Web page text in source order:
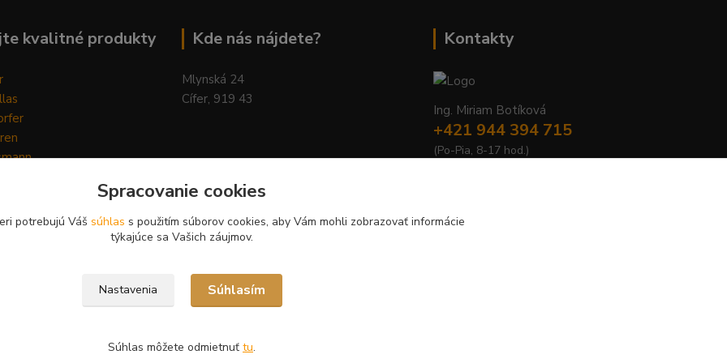
kvalitné produkty
Horse
Kde nás nájdete?
Mlynská 24
Cífer, 919 43
Kontakty
Ing. Miriam Botíková
+421 944 394 715
(Po-Pia, 8-17 hod.)
Spracovanie cookies
potrebujú Váš súhlas s použitím súborov cookies, aby Vám mohli zobrazovať informácie
týkajúce sa Vašich záujmov.
Nastavenia Súhlasím
Súhlas môžete odmietnuť tu.